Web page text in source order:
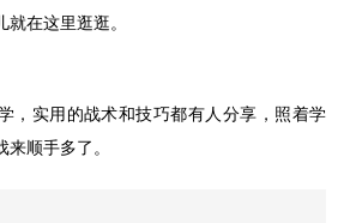
在这里逛逛。
，实用的战术和技巧都有人分享，照着学
顺手多了。